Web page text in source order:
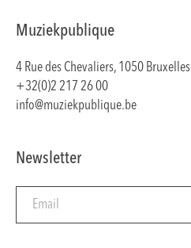
Muziekpublique
4 Rue des Chevaliers, 1050 Bruxelles
+32(0)2 217 26 00
info@muziekpublique.be
Newsletter